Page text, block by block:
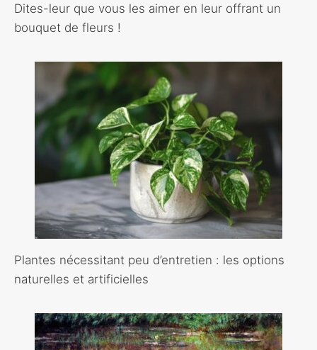
Dites-leur que vous les aimer en leur offrant un
bouquet de fleurs !
Plantes nécessitant peu d’entretien : les options
naturelles et artificielles